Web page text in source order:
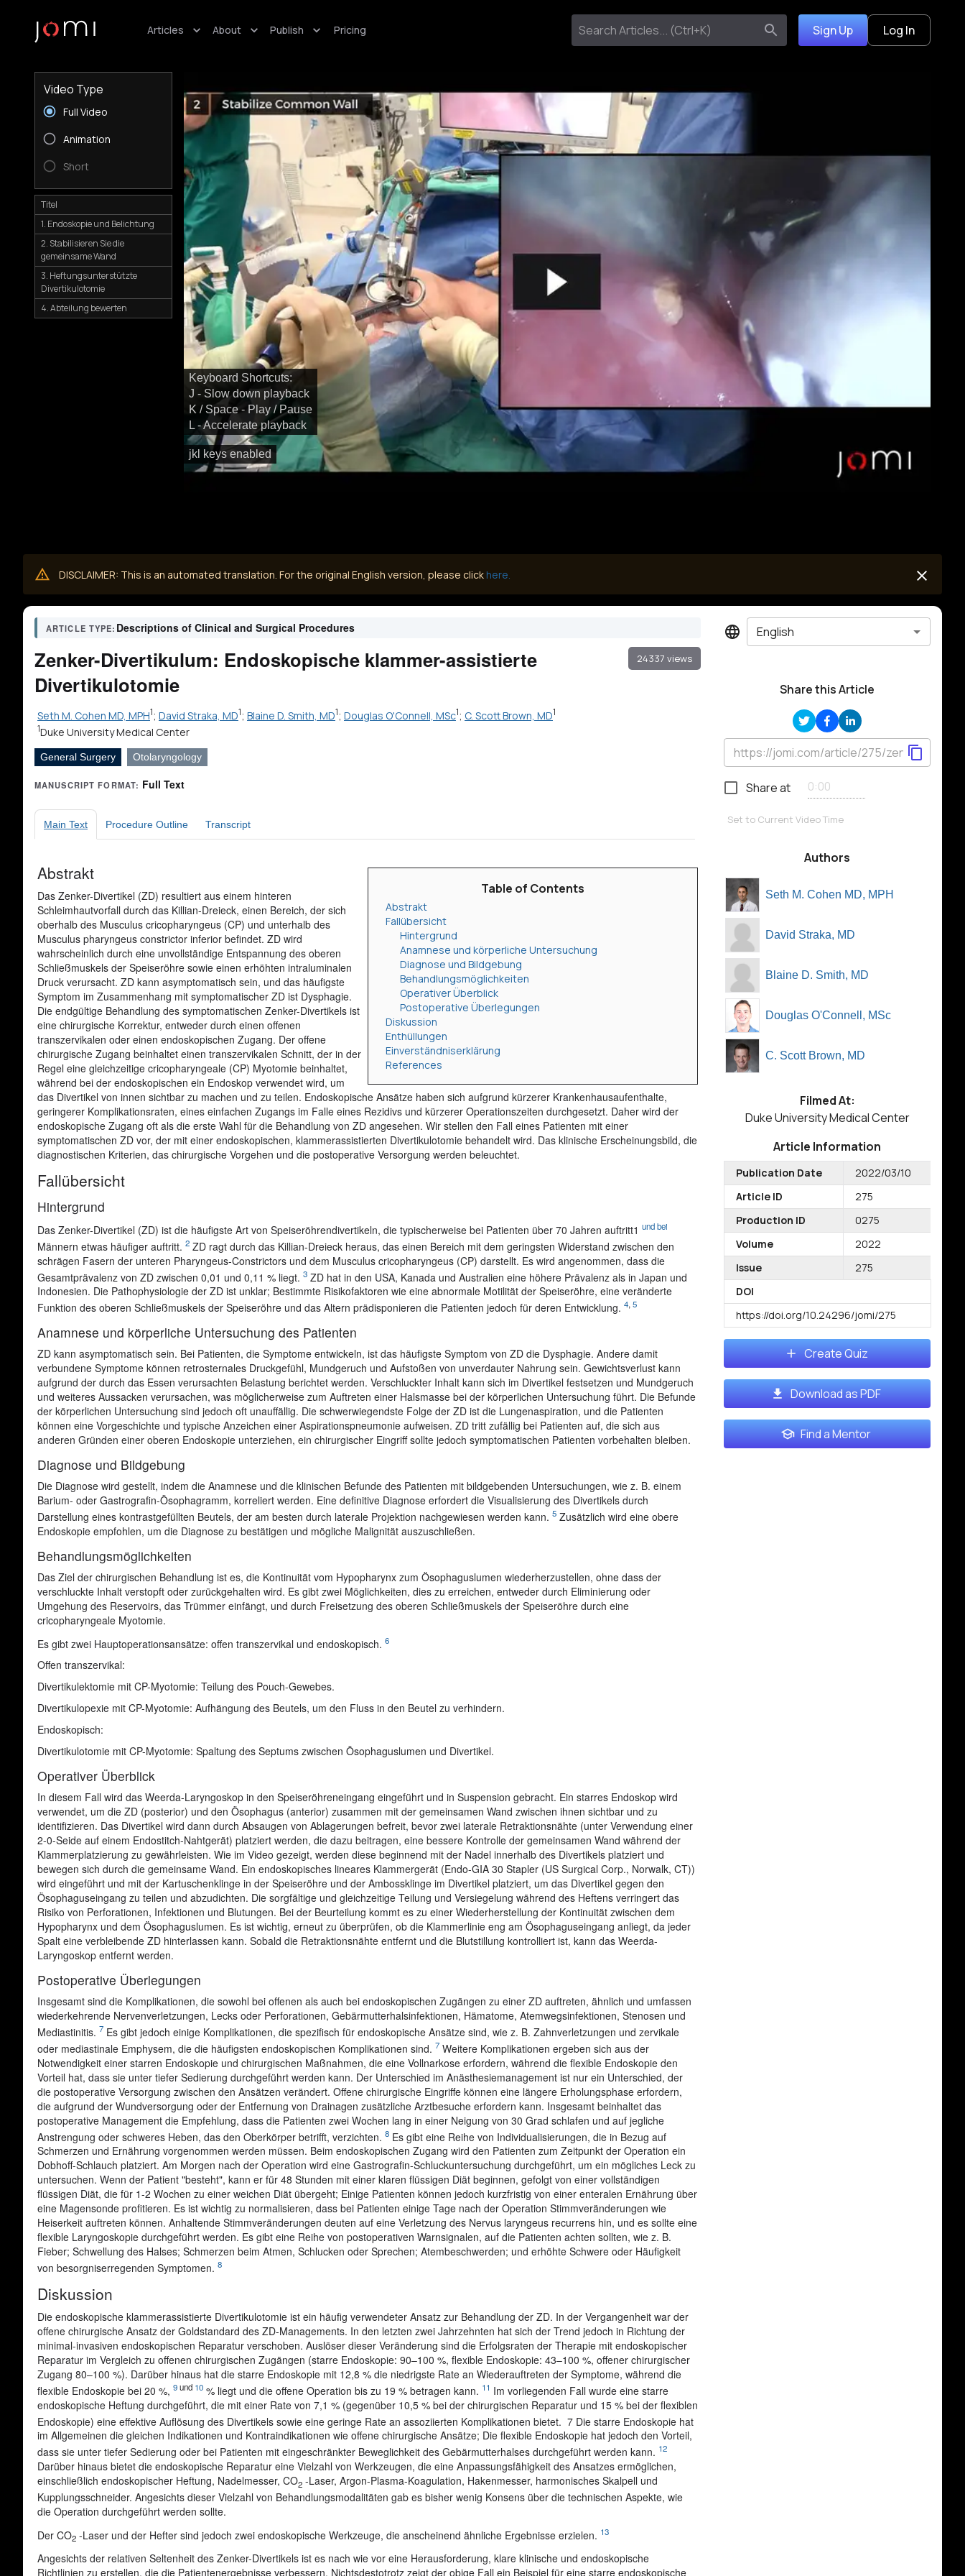
Articles About Publish Pricing Sign Up Log In
jkl keys enabled
Keyboard Shortcuts:
J - Slow down playback
K / Space - Play / Pause
L - Accelerate playback
Video Type
Full Video
Animation
Short
Titel
1. Endoskopie und Belichtung
2. Stabilisieren Sie die
gemeinsame Wand
3. Heftungsunterstützte
Divertikulotomie
4. Abteilung bewerten
DISCLAIMER: This is an automated translation. For the original English version, please click here.
ARTICLE TYPE: Descriptions of Clinical and Surgical Procedures
Zenker-Divertikulum: Endoskopische klammer-assistierte
Divertikulotomie
24337 views
Seth M. Cohen MD, MPH1; David Straka, MD1; Blaine D. Smith, MD1; Douglas O'Connell, MSc1; C. Scott Brown, MD1
1Duke University Medical Center
General Surgery Otolaryngology
MANUSCRIPT FORMAT: Full Text
Main Text Procedure Outline Transcript
Table of Contents
Abstrakt
Fallübersicht
Hintergrund
Anamnese und körperliche Untersuchung
Diagnose und Bildgebung
Behandlungsmöglichkeiten
Operativer Überblick
Postoperative Überlegungen
Diskussion
Enthüllungen
Einverständniserklärung
References
Abstrakt
Das Zenker-Divertikel (ZD) resultiert aus einem hinteren
Schleimhautvorfall durch das Killian-Dreieck, einen Bereich, der sich
oberhalb des Musculus cricopharyngeus (CP) und unterhalb des
Musculus pharyngeus constrictor inferior befindet. ZD wird
wahrscheinlich durch eine unvollständige Entspannung des oberen
Schließmuskels der Speiseröhre sowie einen erhöhten intraluminalen
Druck verursacht. ZD kann asymptomatisch sein, und das häufigste
Symptom im Zusammenhang mit symptomatischer ZD ist Dysphagie.
Die endgültige Behandlung des symptomatischen Zenker-Divertikels ist
eine chirurgische Korrektur, entweder durch einen offenen
transzervikalen oder einen endoskopischen Zugang. Der offene
chirurgische Zugang beinhaltet einen transzervikalen Schnitt, der in der
Regel eine gleichzeitige cricopharyngeale (CP) Myotomie beinhaltet,
während bei der endoskopischen ein Endoskop verwendet wird, um
das Divertikel von innen sichtbar zu machen und zu teilen. Endoskopische Ansätze haben sich aufgrund kürzerer Krankenhausaufenthalte,
geringerer Komplikationsraten, eines einfachen Zugangs im Falle eines Rezidivs und kürzerer Operationszeiten durchgesetzt. Daher wird der
endoskopische Zugang oft als die erste Wahl für die Behandlung von ZD angesehen. Wir stellen den Fall eines Patienten mit einer
symptomatischen ZD vor, der mit einer endoskopischen, klammerassistierten Divertikulotomie behandelt wird. Das klinische Erscheinungsbild, die
diagnostischen Kriterien, das chirurgische Vorgehen und die postoperative Versorgung werden beleuchtet.
Fallübersicht
Hintergrund
Das Zenker-Divertikel (ZD) ist die häufigste Art von Speiseröhrendivertikeln, die typischerweise bei Patienten über 70 Jahren auftritt1 und bei
Männern etwas häufiger auftritt. 2 ZD ragt durch das Killian-Dreieck heraus, das einen Bereich mit dem geringsten Widerstand zwischen den
schrägen Fasern der unteren Pharyngeus-Constrictors und dem Musculus cricopharyngeus (CP) darstellt. Es wird angenommen, dass die
Gesamtprävalenz von ZD zwischen 0,01 und 0,11 % liegt. 3 ZD hat in den USA, Kanada und Australien eine höhere Prävalenz als in Japan und
Indonesien. Die Pathophysiologie der ZD ist unklar; Bestimmte Risikofaktoren wie eine abnormale Motilität der Speiseröhre, eine veränderte
Funktion des oberen Schließmuskels der Speiseröhre und das Altern prädisponieren die Patienten jedoch für deren Entwicklung. 4,5
Anamnese und körperliche Untersuchung des Patienten
ZD kann asymptomatisch sein. Bei Patienten, die Symptome entwickeln, ist das häufigste Symptom von ZD die Dysphagie. Andere damit
verbundene Symptome können retrosternales Druckgefühl, Mundgeruch und Aufstoßen von unverdauter Nahrung sein. Gewichtsverlust kann
aufgrund der durch das Essen verursachten Belastung berichtet werden. Verschluckter Inhalt kann sich im Divertikel festsetzen und Mundgeruch
und weiteres Aussacken verursachen, was möglicherweise zum Auftreten einer Halsmasse bei der körperlichen Untersuchung führt. Die Befunde
der körperlichen Untersuchung sind jedoch oft unauffällig. Die schwerwiegendste Folge der ZD ist die Lungenaspiration, und die Patienten
können eine Vorgeschichte und typische Anzeichen einer Aspirationspneumonie aufweisen. ZD tritt zufällig bei Patienten auf, die sich aus
anderen Gründen einer oberen Endoskopie unterziehen, ein chirurgischer Eingriff sollte jedoch symptomatischen Patienten vorbehalten bleiben.
Diagnose und Bildgebung
Die Diagnose wird gestellt, indem die Anamnese und die klinischen Befunde des Patienten mit bildgebenden Untersuchungen, wie z. B. einem
Barium- oder Gastrografin-Ösophagramm, korreliert werden. Eine definitive Diagnose erfordert die Visualisierung des Divertikels durch
Darstellung eines kontrastgefüllten Beutels, der am besten durch laterale Projektion nachgewiesen werden kann. 5 Zusätzlich wird eine obere
Endoskopie empfohlen, um die Diagnose zu bestätigen und mögliche Malignität auszuschließen.
Behandlungsmöglichkeiten
Das Ziel der chirurgischen Behandlung ist es, die Kontinuität vom Hypopharynx zum Ösophaguslumen wiederherzustellen, ohne dass der
verschluckte Inhalt verstopft oder zurückgehalten wird. Es gibt zwei Möglichkeiten, dies zu erreichen, entweder durch Eliminierung oder
Umgehung des Reservoirs, das Trümmer einfängt, und durch Freisetzung des oberen Schließmuskels der Speiseröhre durch eine
cricopharyngeale Myotomie.
Es gibt zwei Hauptoperationsansätze: offen transzervikal und endoskopisch. 6
Offen transzervikal:
Divertikulektomie mit CP-Myotomie: Teilung des Pouch-Gewebes.
Divertikulopexie mit CP-Myotomie: Aufhängung des Beutels, um den Fluss in den Beutel zu verhindern.
Endoskopisch:
Divertikulotomie mit CP-Myotomie: Spaltung des Septums zwischen Ösophaguslumen und Divertikel.
Operativer Überblick
In diesem Fall wird das Weerda-Laryngoskop in den Speiseröhreneingang eingeführt und in Suspension gebracht. Ein starres Endoskop wird
verwendet, um die ZD (posterior) und den Ösophagus (anterior) zusammen mit der gemeinsamen Wand zwischen ihnen sichtbar und zu
identifizieren. Das Divertikel wird dann durch Absaugen von Ablagerungen befreit, bevor zwei laterale Retraktionsnähte (unter Verwendung einer
2-0-Seide auf einem Endostitch-Nahtgerät) platziert werden, die dazu beitragen, eine bessere Kontrolle der gemeinsamen Wand während der
Klammerplatzierung zu gewährleisten. Wie im Video gezeigt, werden diese beginnend mit der Nadel innerhalb des Divertikels platziert und
bewegen sich durch die gemeinsame Wand. Ein endoskopisches lineares Klammergerät (Endo-GIA 30 Stapler (US Surgical Corp., Norwalk, CT))
wird eingeführt und mit der Kartuschenklinge in der Speiseröhre und der Ambossklinge im Divertikel platziert, um das Divertikel gegen den
Ösophaguseingang zu teilen und abzudichten. Die sorgfältige und gleichzeitige Teilung und Versiegelung während des Heftens verringert das
Risiko von Perforationen, Infektionen und Blutungen. Bei der Beurteilung kommt es zu einer Wiederherstellung der Kontinuität zwischen dem
Hypopharynx und dem Ösophaguslumen. Es ist wichtig, erneut zu überprüfen, ob die Klammerlinie eng am Ösophaguseingang anliegt, da jeder
Spalt eine verbleibende ZD hinterlassen kann. Sobald die Retraktionsnähte entfernt und die Blutstillung kontrolliert ist, kann das Weerda-
Laryngoskop entfernt werden.
Postoperative Überlegungen
Insgesamt sind die Komplikationen, die sowohl bei offenen als auch bei endoskopischen Zugängen zu einer ZD auftreten, ähnlich und umfassen
wiederkehrende Nervenverletzungen, Lecks oder Perforationen, Gebärmutterhalsinfektionen, Hämatome, Atemwegsinfektionen, Stenosen und
Mediastinitis. 7 Es gibt jedoch einige Komplikationen, die spezifisch für endoskopische Ansätze sind, wie z. B. Zahnverletzungen und zervikale
oder mediastinale Emphysem, die die häufigsten endoskopischen Komplikationen sind. 7 Weitere Komplikationen ergeben sich aus der
Notwendigkeit einer starren Endoskopie und chirurgischen Maßnahmen, die eine Vollnarkose erfordern, während die flexible Endoskopie den
Vorteil hat, dass sie unter tiefer Sedierung durchgeführt werden kann. Der Unterschied im Anästhesiemanagement ist nur ein Unterschied, der
die postoperative Versorgung zwischen den Ansätzen verändert. Offene chirurgische Eingriffe können eine längere Erholungsphase erfordern,
die aufgrund der Wundversorgung oder der Entfernung von Drainagen zusätzliche Arztbesuche erfordern kann. Insgesamt beinhaltet das
postoperative Management die Empfehlung, dass die Patienten zwei Wochen lang in einer Neigung von 30 Grad schlafen und auf jegliche
Anstrengung oder schweres Heben, das den Oberkörper betrifft, verzichten. 8 Es gibt eine Reihe von Individualisierungen, die in Bezug auf
Schmerzen und Ernährung vorgenommen werden müssen. Beim endoskopischen Zugang wird den Patienten zum Zeitpunkt der Operation ein
Dobhoff-Schlauch platziert. Am Morgen nach der Operation wird eine Gastrografin-Schluckuntersuchung durchgeführt, um ein mögliches Leck zu
untersuchen. Wenn der Patient "besteht", kann er für 48 Stunden mit einer klaren flüssigen Diät beginnen, gefolgt von einer vollständigen
flüssigen Diät, die für 1-2 Wochen zu einer weichen Diät übergeht; Einige Patienten können jedoch kurzfristig von einer enteralen Ernährung über
eine Magensonde profitieren. Es ist wichtig zu normalisieren, dass bei Patienten einige Tage nach der Operation Stimmveränderungen wie
Heiserkeit auftreten können. Anhaltende Stimmveränderungen deuten auf eine Verletzung des Nervus laryngeus recurrens hin, und es sollte eine
flexible Laryngoskopie durchgeführt werden. Es gibt eine Reihe von postoperativen Warnsignalen, auf die Patienten achten sollten, wie z. B.
Fieber; Schwellung des Halses; Schmerzen beim Atmen, Schlucken oder Sprechen; Atembeschwerden; und erhöhte Schwere oder Häufigkeit
von besorgniserregenden Symptomen. 8
Diskussion
Die endoskopische klammerassistierte Divertikulotomie ist ein häufig verwendeter Ansatz zur Behandlung der ZD. In der Vergangenheit war der
offene chirurgische Ansatz der Goldstandard des ZD-Managements. In den letzten zwei Jahrzehnten hat sich der Trend jedoch in Richtung der
minimal-invasiven endoskopischen Reparatur verschoben. Auslöser dieser Veränderung sind die Erfolgsraten der Therapie mit endoskopischer
Reparatur im Vergleich zu offenen chirurgischen Zugängen (starre Endoskopie: 90–100 %, flexible Endoskopie: 43–100 %, offener chirurgischer
Zugang 80–100 %). Darüber hinaus hat die starre Endoskopie mit 12,8 % die niedrigste Rate an Wiederauftreten der Symptome, während die
flexible Endoskopie bei 20 %, 9und 10 % liegt und die offene Operation bis zu 19 % betragen kann. 11 Im vorliegenden Fall wurde eine starre
endoskopische Heftung durchgeführt, die mit einer Rate von 7,1 % (gegenüber 10,5 % bei der chirurgischen Reparatur und 15 % bei der flexiblen
Endoskopie) eine effektive Auflösung des Divertikels sowie eine geringe Rate an assoziierten Komplikationen bietet. 7 Die starre Endoskopie hat
im Allgemeinen die gleichen Indikationen und Kontraindikationen wie offene chirurgische Ansätze; Die flexible Endoskopie hat jedoch den Vorteil,
dass sie unter tiefer Sedierung oder bei Patienten mit eingeschränkter Beweglichkeit des Gebärmutterhalses durchgeführt werden kann. 12
Darüber hinaus bietet die endoskopische Reparatur eine Vielzahl von Werkzeugen, die eine Anpassungsfähigkeit des Ansatzes ermöglichen,
einschließlich endoskopischer Heftung, Nadelmesser, CO2 -Laser, Argon-Plasma-Koagulation, Hakenmesser, harmonisches Skalpell und
Kupplungsschneider. Angesichts dieser Vielzahl von Behandlungsmodalitäten gab es bisher wenig Konsens über die technischen Aspekte, wie
die Operation durchgeführt werden sollte.
Der CO2 -Laser und der Hefter sind jedoch zwei endoskopische Werkzeuge, die anscheinend ähnliche Ergebnisse erzielen. 13
Angesichts der relativen Seltenheit des Zenker-Divertikels ist es nach wie vor eine Herausforderung, klare klinische und endoskopische
Richtlinien zu erstellen, die die Patientenergebnisse verbessern. Nichtsdestotrotz zeigt der obige Fall ein Beispiel für eine starre endoskopische
English
Share this Article
Share at
Set to Current Video Time
Authors
Seth M. Cohen MD, MPH
David Straka, MD
Blaine D. Smith, MD
Douglas O'Connell, MSc
C. Scott Brown, MD
Filmed At:
Duke University Medical Center
Article Information
Publication Date
2022/03/10
Article ID
275
Production ID
0275
Volume
2022
Issue
275
DOI
https://doi.org/10.24296/jomi/275
Create Quiz
Download as PDF
Find a Mentor